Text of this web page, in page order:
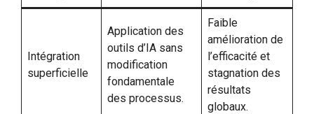
Intégration
superficielle
Application des
outils d’IA sans
modification
fondamentale
des processus.
Faible
amélioration de
l’efficacité et
stagnation des
résultats
globaux.